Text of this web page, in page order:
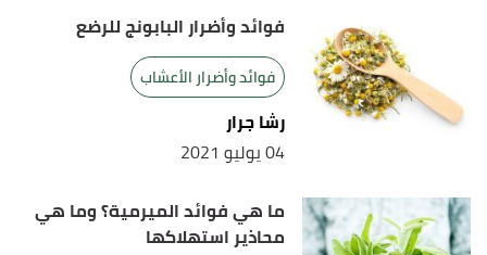
فوائد وأضرار البابونج للرضع
فوائد وأضرار الأعشاب
رشا جرار
04 يوليو 2021
ما هي فوائد الميرمية؟ وما هي
محاذير استهلاكها